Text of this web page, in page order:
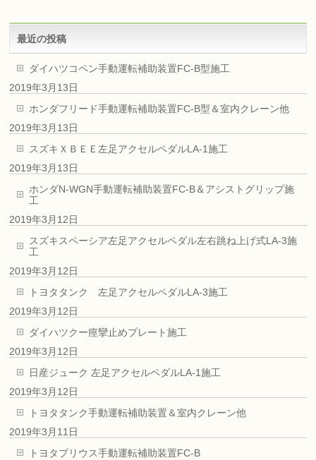
最近の投稿
ダイハツコペン手動運転補助装置FC-B型施工
2019年3月13日
ホンダフリード手動運転補助装置FC-B型＆室内クレーン他
2019年3月13日
スズキＸＢＥＥ左足アクセルペダルLA-1施工
2019年3月13日
ホンダN-WGN手動運転補助装置FC-B＆アシストグリップ施
工
2019年3月12日
スズキスペーシア左足アクセルペダル左右跳ね上げ式LA-3施
工
2019年3月12日
トヨタタンク 左足アクセルペダルLA-3施工
2019年3月12日
ダイハツクー痙攣止めプレート施工
2019年3月12日
日産ジューク 左足アクセルペダルLA-1施工
2019年3月12日
トヨタタンク手動運転補助装置＆室内クレーン他
2019年3月11日
トヨタプリウス手動運転補助装置FC-B